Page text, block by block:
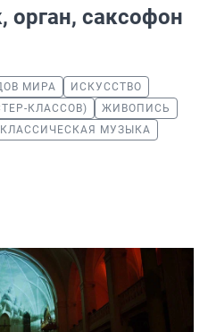
орган, саксофон
МИРА
ИСКУССТВО
КЛАССОВ)
ЖИВОПИСЬ
КЛАССИЧЕСКАЯ МУЗЫКА